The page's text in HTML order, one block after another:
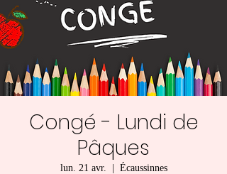
Congé - Lundi de
Pâques
lun. 21 avr. Écaussinnes